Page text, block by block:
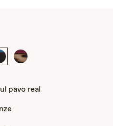
Carey
real
Carey
frambuesa
pavo real